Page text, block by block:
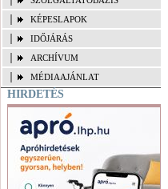
KÉPESLAPOK
IDŐJÁRÁS
ARCHÍVUM
MÉDIAAJÁNLAT
HIRDETÉS